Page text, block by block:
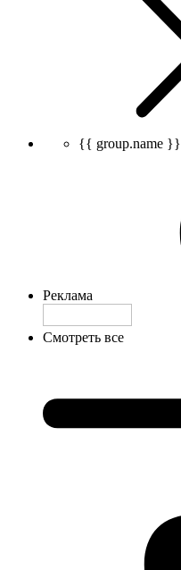
{{ group.name }}
Реклама
Смотреть все